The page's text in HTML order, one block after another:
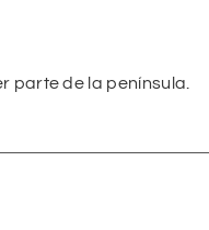
parte de la península.